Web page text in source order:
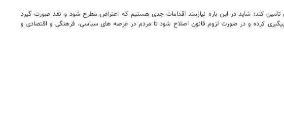
کند؛ شاید در این باره نیازمند اقدامات جدی هستیم که اعتراض مطرح شود و نقد صورت گیرد
پیگیری کرده و در صورت لزوم قانون اصلاح شود تا مردم در عرصه های سیاسی، فرهنگی و اقتصادی و